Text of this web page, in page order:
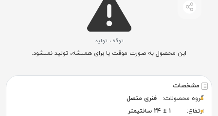
مشخصات
گروه محصولات:
فنری متصل
ارتفاع:
۱ ± ۲۴ سانتیمتر
توقف تولید
این محصول به صورت موقت یا برای همیشه، تولید نمیشود.